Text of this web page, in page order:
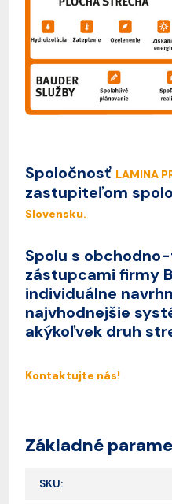
Spoločnosť LAMINA
zastupiteľom
Slovensku.
Spolu s
zástupcami firmy
individuálne
najvhodnejšie
akýkoľvek druh
Kontaktujte nás!
Základné
SKU: